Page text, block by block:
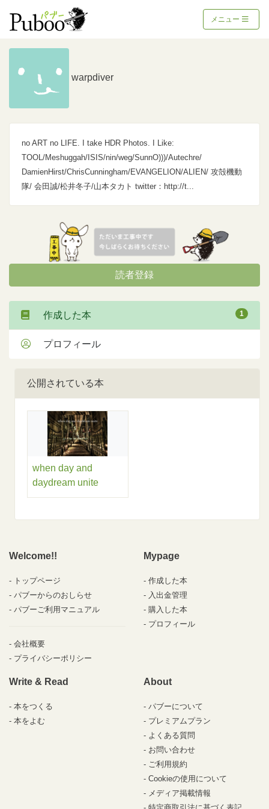
メニュー
公開されている本
when day and
daydream unite
warpdiver
no ART no LIFE. I take HDR Photos. I Like:
TOOL/Meshuggah/ISIS/nin/weg/SunnO)))/Autechre/
DamienHirst/ChrisCunningham/EVANGELION/ALIEN/ 攻殻機動
隊/ 会田誠/松井冬子/山本タカト twitter：http://t...
読者登録
作成した本 1
プロフィール
Welcome!!
トップページ
パブーからのおしらせ
パブーご利用マニュアル
会社概要
プライバシーポリシー
Mypage
作成した本
入出金管理
購入した本
プロフィール
Write & Read
本をつくる
本をよむ
About
パブーについて
プレミアムプラン
よくある質問
お問い合わせ
ご利用規約
Cookieの使用について
メディア掲載情報